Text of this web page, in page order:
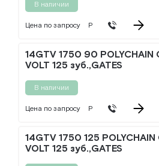
В наличии
Цена по запросу Р
14GTV 1750 90 POLYCHAIN
VOLT 125 зуб.,GATES
В наличии
Цена по запросу Р
14GTV 1750 125 POLYCHAIN
VOLT 125 зуб.,GATES